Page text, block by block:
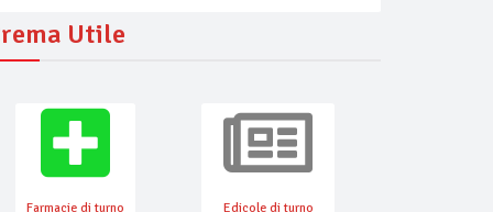
Utile
Farmacie di turno
Edicole di turno